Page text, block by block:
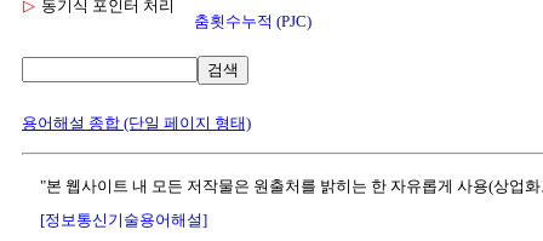
▷ 동기식 포인터 처리
춤횟수누적 (PJC)
검색
용어해설 종합 (단일 페이지 형태)
"본 웹사이트 내 모든 저작물은 원출처를 밝히는 한 자유롭게 사용(상업
[정보통신기술용어해설]